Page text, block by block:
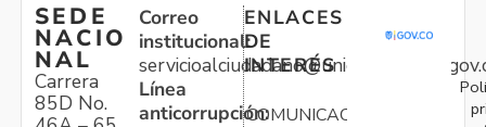
SEDE
NACIO
NAL
Carrera
85D No.
Correo
institucional:
Línea
anticorrupción:
ENLACES
DE
INTERÉS
COMUNICACIONES